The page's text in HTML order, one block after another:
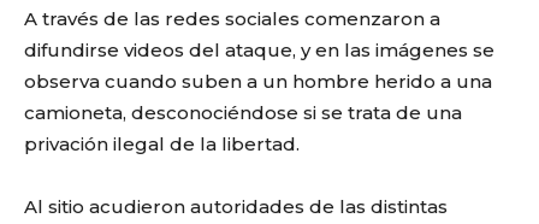
A través de las redes sociales comenzaron a
difundirse videos del ataque, y en las imágenes se
observa cuando suben a un hombre herido a una
camioneta, desconociéndose si se trata de una
privación ilegal de la libertad.
Al sitio acudieron autoridades de las distintas